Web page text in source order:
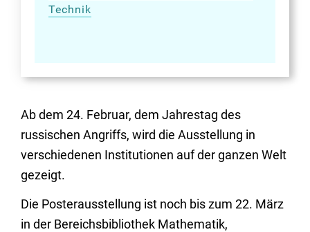
Technik
Ab dem 24. Februar, dem Jahrestag des
russischen Angriffs, wird die Ausstellung in
verschiedenen Institutionen auf der ganzen Welt
gezeigt.
Die Posterausstellung ist noch bis zum 22. März
in der Bereichsbibliothek Mathematik,